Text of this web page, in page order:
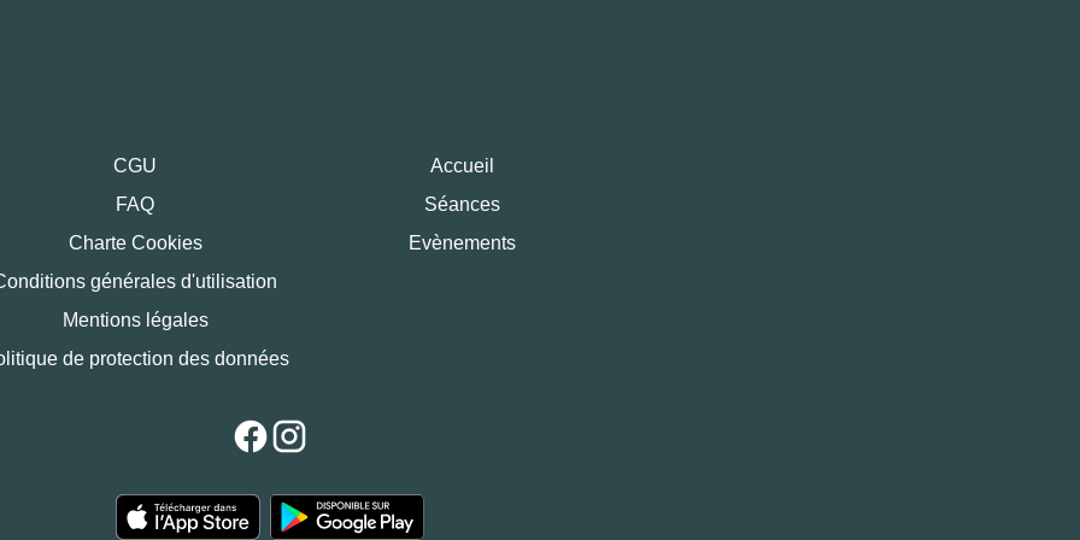
CGU
FAQ
Charte Cookies
générales d'utilisation
Mentions légales
de protection des données
Accueil
Séances
Evènements